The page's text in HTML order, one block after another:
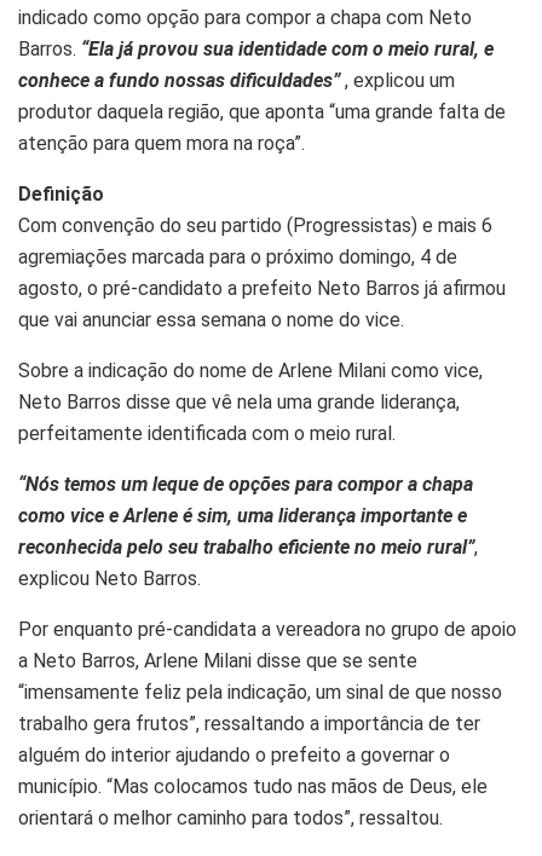
indicado como opção para compor a chapa com Neto
Barros. “Ela já provou sua identidade com o meio rural, e
conhece a fundo nossas dificuldades”, explicou um
produtor daquela região, que aponta “uma grande falta de
atenção para quem mora na roça”.
Definição
Com convenção do seu partido (Progressistas) e mais 6
agremiações marcada para o próximo domingo, 4 de
agosto, o pré-candidato a prefeito Neto Barros já afirmou
que vai anunciar essa semana o nome do vice.
Sobre a indicação do nome de Arlene Milani como vice,
Neto Barros disse que vê nela uma grande liderança,
perfeitamente identificada com o meio rural.
“Nós temos um leque de opções para compor a chapa
como vice e Arlene é sim, uma liderança importante e
reconhecida pelo seu trabalho eficiente no meio rural”,
explicou Neto Barros.
Por enquanto pré-candidata a vereadora no grupo de apoio
a Neto Barros, Arlene Milani disse que se sente
“imensamente feliz pela indicação, um sinal de que nosso
trabalho gera frutos”, ressaltando a importância de ter
alguém do interior ajudando o prefeito a governar o
município. “Mas colocamos tudo nas mãos de Deus, ele
orientará o melhor caminho para todos”, ressaltou.